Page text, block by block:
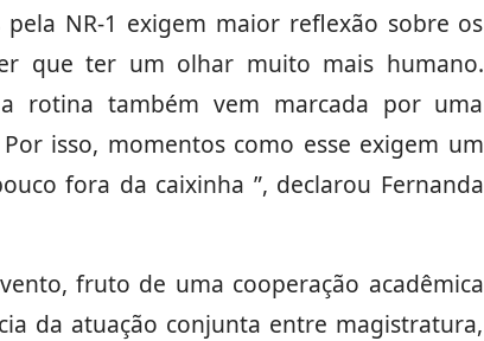
NR-1 exigem maior reflexão sobre os
que ter um olhar muito mais humano.
rotina também vem marcada por uma
isso, momentos como esse exigem um
fora da caixinha ”, declarou Fernanda
fruto de uma cooperação acadêmica
da atuação conjunta entre magistratura,